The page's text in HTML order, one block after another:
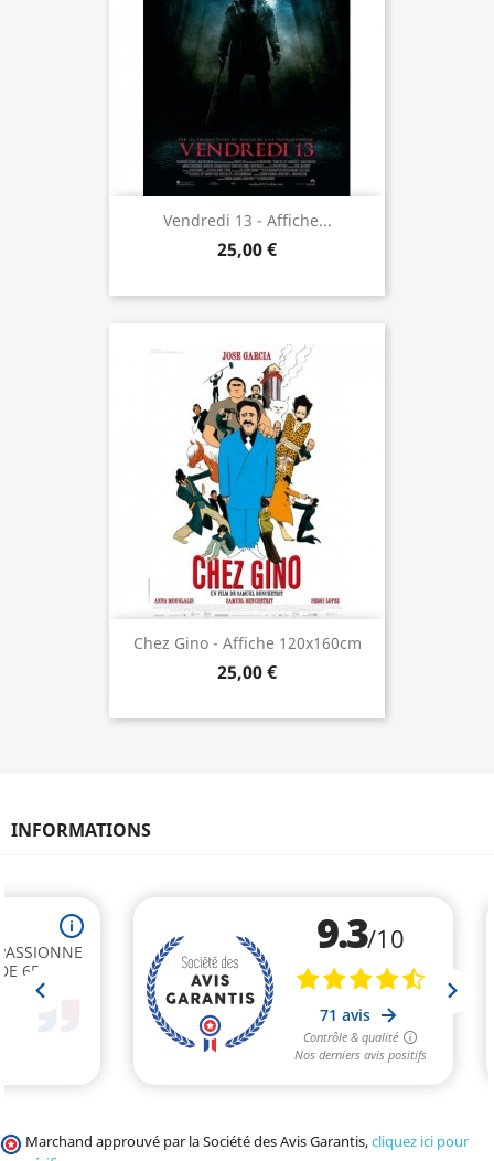
Vendredi 13 - Affiche...
25,00 €
Chez Gino - Affiche 120x160cm
25,00 €
INFORMATIONS
Marchand approuvé par la Société des Avis Garantis,cliquez ici pour